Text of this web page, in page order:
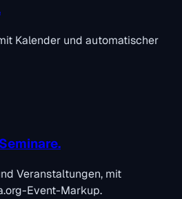
Kalender und automatischer
Veranstaltungen, mit
Event-Markup.